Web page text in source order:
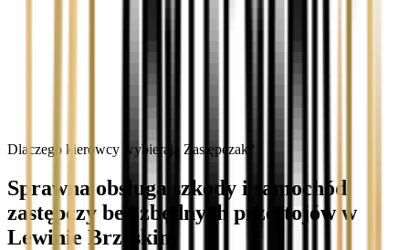
Dlaczego kierowcy wybierają Zastępczak?
Sprawna obsługa szkody i samochód
zastępczy bez zbędnych przestojów w
Lewinie Brzeskim